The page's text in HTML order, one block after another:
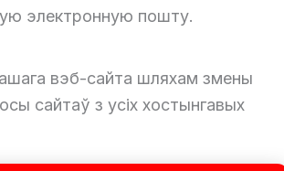
электронную пошту.
вэб-сайта шляхам змены
сайтаў з усіх хостынгавых